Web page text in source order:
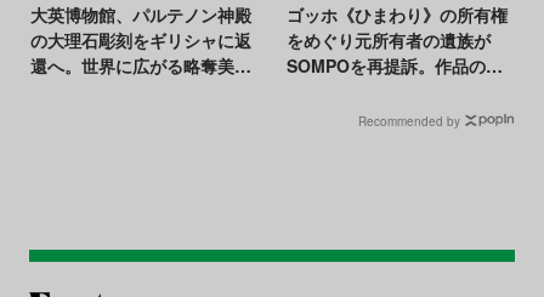
大英博物館、パルテノン神殿
の大理石彫刻をギリシャに返
還へ。世界に広がる略奪美術
ゴッホ《ひまわり》の所有権
をめぐり元所有者の遺族が
SOMPOを再提訴。作品の返
Recommended by